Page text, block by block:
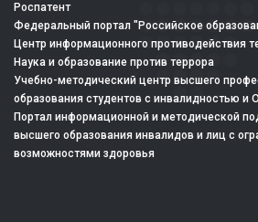
Роспатент
Федеральный портал "Российское
Центр информационного противодействия
Наука и образование против террора
Учебно-методический центр высшего
образования студентов с инвалидностью и
Портал информационной и методической
высшего образования инвалидов и лиц с
возможностями здоровья